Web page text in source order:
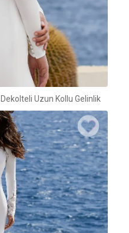
Dekolteli Uzun Kollu Gelinlik